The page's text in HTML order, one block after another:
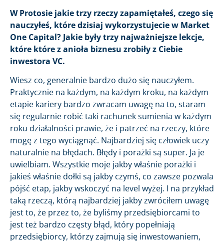
W Protosie jakie trzy rzeczy zapamiętałeś, czego się
nauczyłeś, które dzisiaj wykorzystujecie w Market
One Capital? Jakie były trzy najważniejsze lekcje,
które które z anioła biznesu zrobiły z Ciebie
inwestora VC.
Wiesz co, generalnie bardzo dużo się nauczyłem.
Praktycznie na każdym, na każdym kroku, na każdym
etapie kariery bardzo zwracam uwagę na to, staram
się regularnie robić taki rachunek sumienia w każdym
roku działalności prawie, że i patrzeć na rzeczy, które
mogę z tego wyciągnąć. Najbardziej się człowiek uczy
naturalnie na błędach. Błędy i porażki są super. Ja je
uwielbiam. Wszystkie moje jakby właśnie porażki i
jakieś właśnie dołki są jakby czymś, co zawsze pozwala
pójść etap, jakby wskoczyć na level wyżej. I na przykład
taką rzeczą, którą najbardziej jakby zwróciłem uwagę
jest to, że przez to, że byliśmy przedsiębiorcami to
jest też bardzo częsty błąd, który popełniają
przedsiębiorcy, którzy zajmują się inwestowaniem,